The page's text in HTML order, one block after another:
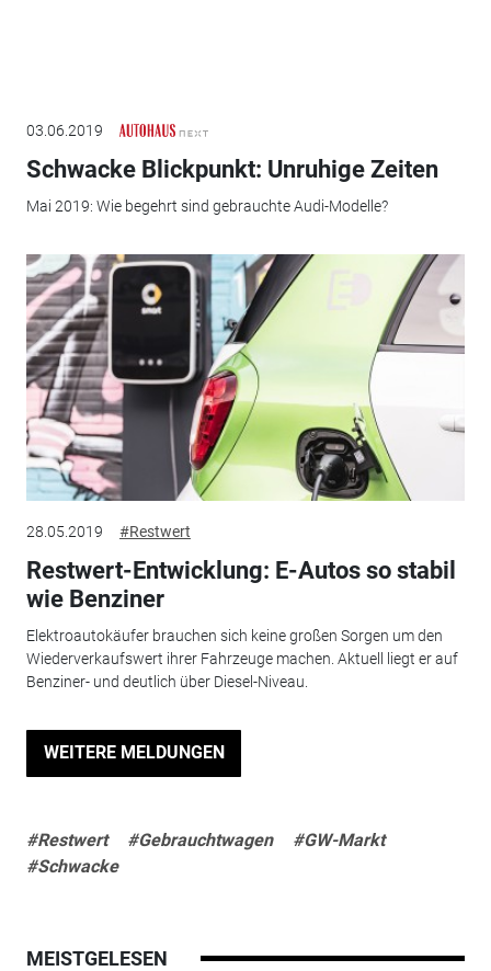
03.06.2019
Schwacke Blickpunkt: Unruhige Zeiten
Mai 2019: Wie begehrt sind gebrauchte Audi-Modelle?
28.05.2019 #Restwert
Restwert-Entwicklung: E-Autos so stabil
wie Benziner
Elektroautokäufer brauchen sich keine großen Sorgen um den
Wiederverkaufswert ihrer Fahrzeuge machen. Aktuell liegt er auf
Benziner- und deutlich über Diesel-Niveau.
WEITERE MELDUNGEN
#Restwert #Gebrauchtwagen
#GW-Markt
#Schwacke
MEISTGELESEN